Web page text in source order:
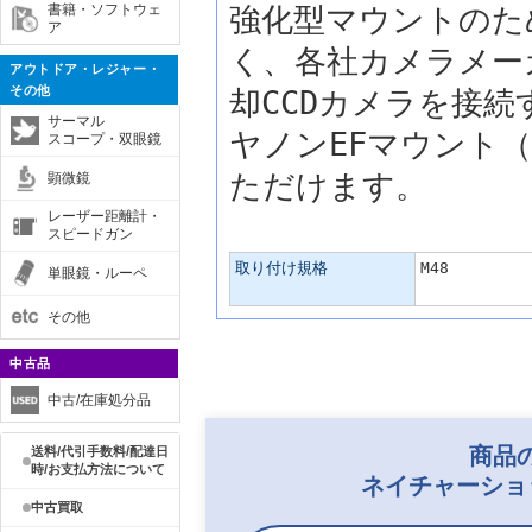
書籍・ソフトウェ
ア
アウトドア・レジャー・
その他
サーマル
スコープ・双眼鏡
顕微鏡
レーザー距離計・
スピードガン
単眼鏡・ルーペ
その他
中古品
中古/在庫処分品
送料/代引手数料/配達日
時/お支払方法について
中古買取
強化型マウントの
く、各社カメラメ
却CCDカメラを接
ヤノンEFマウント
ただけます。
取り付け規格 M48
商品
ネイチャーシ